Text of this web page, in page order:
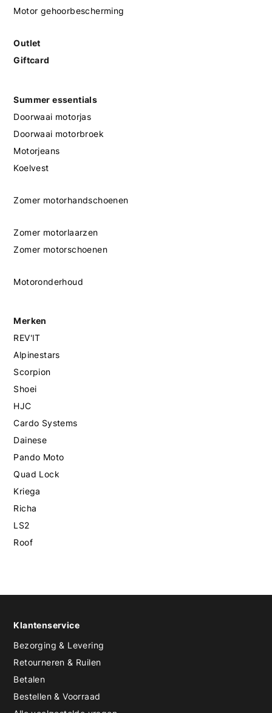
Motor gehoorbescherming
Outlet
Giftcard
Summer essentials
Doorwaai motorjas
Doorwaai motorbroek
Motorjeans
Koelvest
Zomer motorhandschoenen
Zomer motorlaarzen
Zomer motorschoenen
Motoronderhoud
Merken
REV'IT
Alpinestars
Scorpion
Shoei
HJC
Cardo Systems
Dainese
Pando Moto
Quad Lock
Kriega
Richa
LS2
Roof
Klantenservice
Bezorging & Levering
Retourneren & Ruilen
Betalen
Bestellen & Voorraad